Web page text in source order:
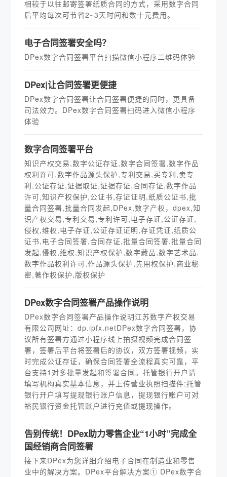
相较于以往邮寄签署纸质合同的方式，采用数字合同
后平均每次可节省2~3天时间和数十元费用。
电子合同签署安全吗？
DPex数字合同签署平台扫描微信小程序二维码体验
DPex|让合同签署更便捷
DPex数字合同签署让合同签署便捷的同时，更具备
司法效力。DPex数字合同签署扫码进入微信小程序
体验
数字合同签署平台
知识产权交易,数字公证存证,数字合同签署,数字作品
权利许可,数字作品源头保护,专利交易,买专利,卖专
利,公证存证,证据取证,证据存证,合同存证,数字作品
许可,知识产权保护,公证书,存证证明,纸质公证书,批
量合同签署,批量合同发起,DPex,数字产权，dpex,知
识产权交易,专利交易,专利许可,电子存证,公证存证,
侵权,维权,电子存证,公证存证证明,存证凭证,纸质公
证书,电子合同签署,合同存证,批量合同签署,批量合同
发起,侵权,维权,知识产权保护,数字藏品,数字艺术品,
数字作品权利许可,作品源头保护,先用权保护,商业秘
密,著作权保护,版权保护
DPex数字合同签署产品操作说明
DPex数字合同签署产品操作说明江苏数字产权交易
有限公司网址：dp.ipfx.netDPex数字合同签署，协
议所有签署方通过小程序线上拍摄视频完成合同签
署，签署后平台将签署后的协议，双方签署视频，实
时完成公证存证，确保合同签署全流程真实可靠，平
台支持1对多批量发起和签署合同。托管银行开户请
填写机构真实基本信息，并上传营业执照扫描件;托管
银行开户填写提现银行账户信息，提现银行账户可对
裕民银行资金托管账户进行充值或提现操作。
告别传统！DPex助力零售企业“1小时”完成全
国经销商合同签署
接下来DPex为您详细介绍电子合同在制造业和零售
业中的解决方案。DPex平台解决方案① DPex数字合